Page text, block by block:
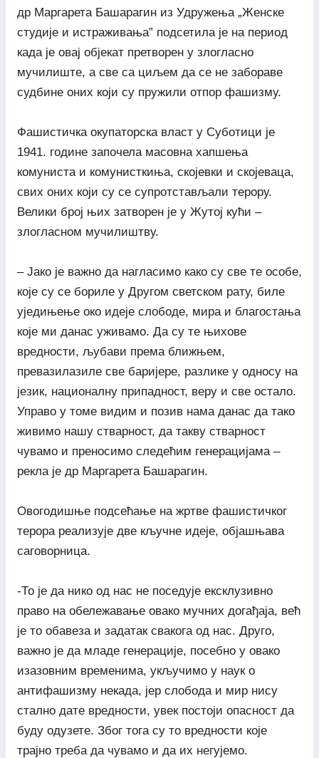
др Маргарета Башарагин из Удружења „Женске
студије и истраживања” подсетила је на период
када је овај објекат претворен у злогласно
мучилиште, а све са циљем да се не забораве
судбине оних који су пружили отпор фашизму.
Фашистичка окупаторска власт у Суботици је
1941. године започела масовна хапшења
комуниста и комунисткиња, скојевки и скојеваца,
свих оних који су се супротстављали терору.
Велики број њих затворен је у Жутој кући –
злогласном мучилиштву.
– Јако је важно да нагласимо како су све те особе,
које су се бориле у Другом светском рату, биле
уједињење око идеје слободе, мира и благостања
које ми данас уживамо. Да су те њихове
вредности, љубави према ближњем,
превазилазиле све баријере, разлике у односу на
језик, националну припадност, веру и све остало.
Управо у томе видим и позив нама данас да тако
живимо нашу стварност, да такву стварност
чувамо и преносимо следећим генерацијама –
рекла је др Маргарета Башарагин.
Овогодишње подсећање на жртве фашистичког
терора реализује две кључне идеје, објашњава
саговорница.
-То је да нико од нас не поседује ексклузивно
право на обележавање овако мучних догађаја, већ
је то обавеза и задатак свакога од нас. Друго,
важно је да младе генерације, посебно у овако
изазовним временима, укључимо у наук о
антифашизму некада, јер слобода и мир нису
стално дате вредности, увек постоји опасност да
буду одузете. Због тога су то вредности које
трајно треба да чувамо и да их негујемо.